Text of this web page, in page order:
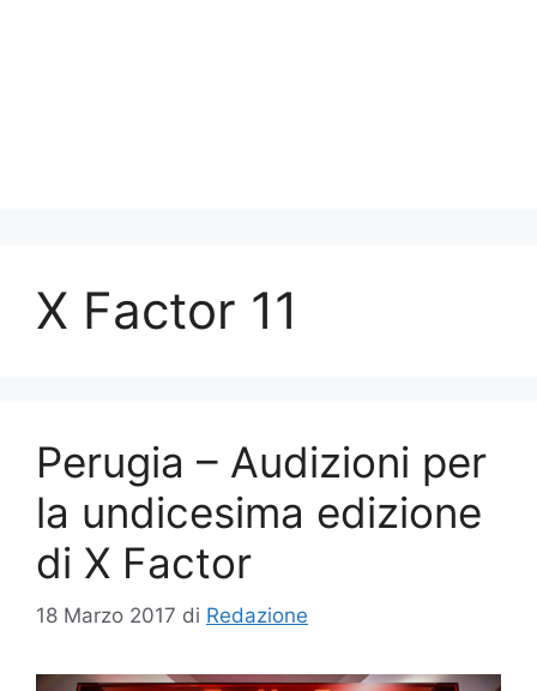
X Factor 11
Perugia – Audizioni per
la undicesima edizione
di X Factor
18 Marzo 2017 di Redazione